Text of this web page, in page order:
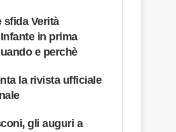
sfida Verità
in prima
e perchè
la rivista ufficiale
gli auguri a